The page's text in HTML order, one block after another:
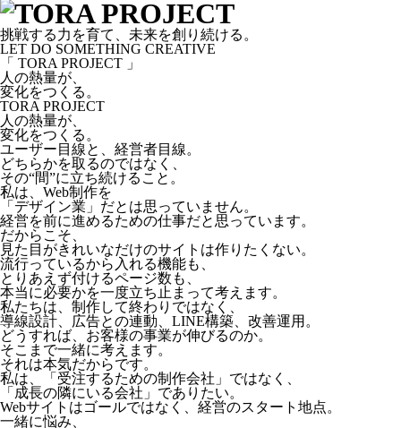
挑戦する力を育て、未来を創り続ける。
LET DO SOMETHING CREATIVE
「 TORA PROJECT 」
人の熱量が、
変化をつくる。
TORA PROJECT
人の熱量が、
変化をつくる。
ユーザー目線と、経営者目線。
どちらかを取るのではなく、
その“間”に立ち続けること。
私は、Web制作を
「デザイン業」だとは思っていません。
経営を前に進めるための仕事だと思っています。
だからこそ、
見た目がきれいなだけのサイトは作りたくない。
流行っているから入れる機能も、
とりあえず付けるページ数も、
本当に必要かを一度立ち止まって考えます。
私たちは、制作して終わりではなく、
導線設計、広告との連動、LINE構築、改善運用。
どうすれば、お客様の事業が伸びるのか。
そこまで一緒に考えます。
それは本気だからです。
私は、「受注するための制作会社」ではなく、
「成長の隣にいる会社」でありたい。
Webサイトはゴールではなく、経営のスタート地点。
一緒に悩み、